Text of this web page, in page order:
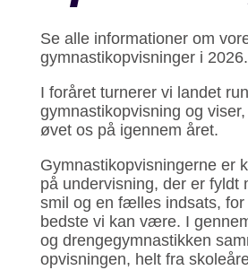
Se alle informationer om
gymnastikopvisninger i 2026.
I foråret turnerer vi landet
gymnastikopvisning og
øvet os på igennem året.
Gymnastikopvisningerne er
på undervisning, der er fyldt
smil og en fælles indsats, for
bedste vi kan være. I
og drengegymnastikken
opvisningen, helt fra